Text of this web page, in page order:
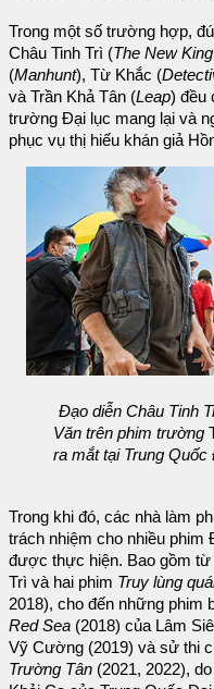
Trong một số trường hợp,
Châu Tinh Trì (The New
(Manhunt), Từ Khắc (
và Trần Khả Tân (Leap) đều
trường Đại lục mang lại và
phục vụ thị hiếu khán giả
Đạo diễn Châu Tinh
Văn trên phim trường
ra mắt tại Trung
Trong khi đó, các nhà làm
trách nhiệm cho nhiều phim
được thực hiện. Bao gồm từ
Trì và hai phim Truy lùng
2018), cho đến những phim
Red Sea (2018) của Lâm
Vỹ Cường (2019) và sử thi
Trường Tân (2021, 2022),